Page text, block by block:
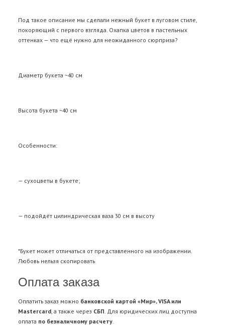
Под такое описание мы сделали нежный букет в луговом стиле,
покоряющий с первого взгляда. Охапка цветов в пастельных
оттенках — что ещё нужно для неожиданного сюрприза?
Диаметр букета ~40 см
Высота букета ~40 см
Особенности:
— сухоцветы в букете;
— подойдёт цилиндрическая ваза 30 см в высоту
*Букет может отличаться от представленного на изображении.
Любовь нельзя скопировать
Оплата заказа
Оплатить заказ можно банковской картой «Мир», VISA или
Mastercard, а также через СБП. Для юридических лиц доступна
оплата по безналичному расчету.